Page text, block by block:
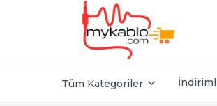
Tüm Kategoriler